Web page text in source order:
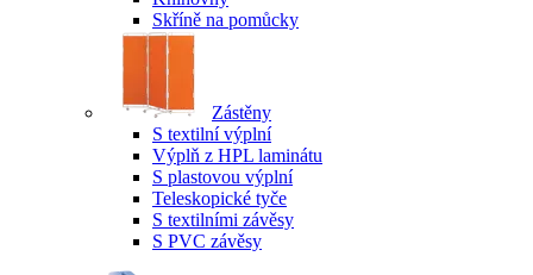
Skříně na pomůcky
Zástěny
S textilní výplní
Výplň z HPL laminátu
S plastovou výplní
Teleskopické tyče
S textilními závěsy
S PVC závěsy